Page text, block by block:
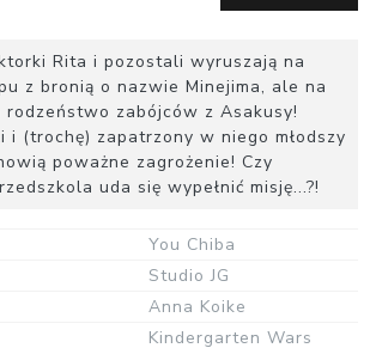
Rita i pozostali wyruszają na
z bronią o nazwie Minejima, ale na
zabójców z Asakusy!
i (trochę) zapatrzony w niego młodszy
poważne zagrożenie! Czy
uda się wypełnić misję...?!
You Chiba
Studio JG
Anna Koike
Kindergarten Wars